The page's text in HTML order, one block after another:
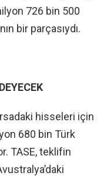
726 bin 500
bir parçasıydı.
hisseleri için
680 bin Türk
TASE, teklifin